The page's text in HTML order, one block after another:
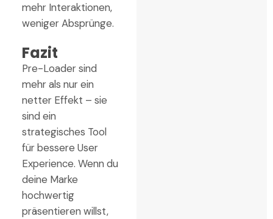
mehr Interaktionen,
weniger Absprünge.
Fazit
Pre-Loader sind
mehr als nur ein
netter Effekt – sie
sind ein
strategisches Tool
für bessere User
Experience. Wenn du
deine Marke
hochwertig
präsentieren willst,